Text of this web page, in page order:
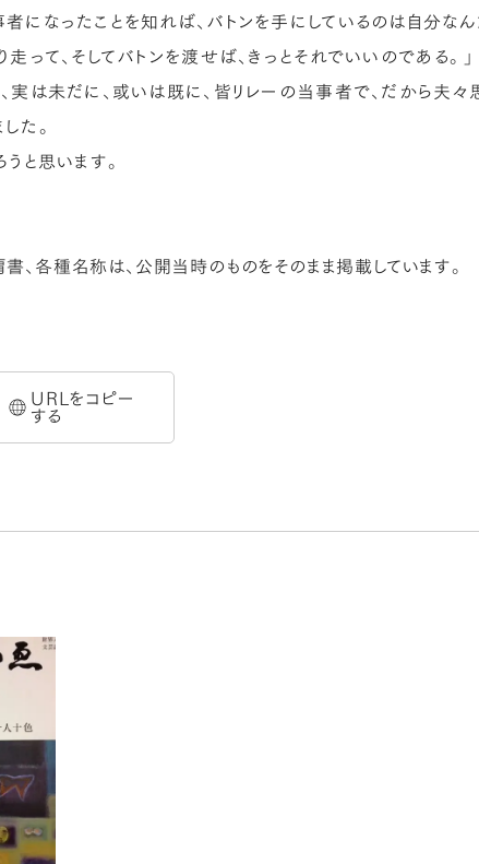
になったことを知れば、バトンを手にしているのは自分なん
走って、そしてバトンを渡せば、きっとそれでいいのである。」
実は未だに、或いは既に、皆リレーの当事者で、だから夫
た。
と思います。
、各種名称は、公開当時のものをそのまま掲載しています。
URLをコピー
する